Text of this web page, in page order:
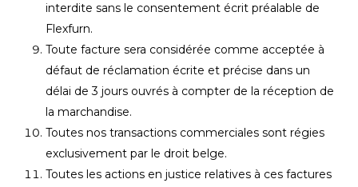
interdite sans le consentement écrit préalable de
Flexfurn.
Toute facture sera considérée comme acceptée à
défaut de réclamation écrite et précise dans un
délai de 3 jours ouvrés à compter de la réception de
la marchandise.
Toutes nos transactions commerciales sont régies
exclusivement par le droit belge.
Toutes les actions en justice relatives à ces factures